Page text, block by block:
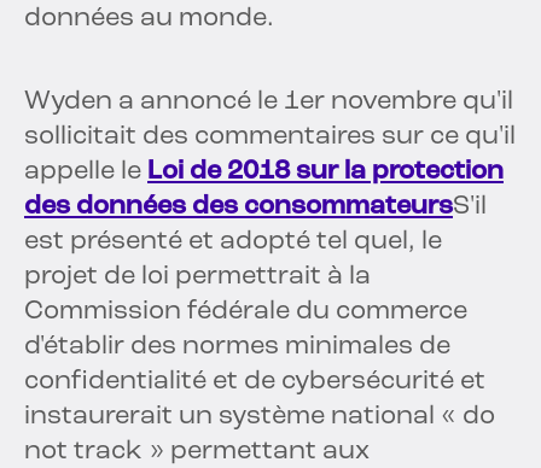
données au monde.
Wyden a annoncé le 1er novembre qu'il
sollicitait des commentaires sur ce qu'il
appelle le Loi de 2018 sur la protection
des données des consommateursS'il
est présenté et adopté tel quel, le
projet de loi permettrait à la
Commission fédérale du commerce
d'établir des normes minimales de
confidentialité et de cybersécurité et
instaurerait un système national « do
not track » permettant aux